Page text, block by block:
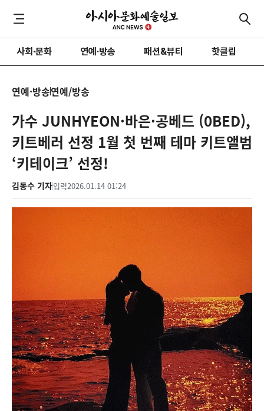
사회·문화 연예·방송 패션&뷰티 핫클립
연예·방송연예/방송
가수 JUNHYEON·바은·공베드 (0BED),
키트베러 선정 1월 첫 번째 테마 키트앨범
‘키테이크’ 선정!
김동수 기자입력2026.01.14 01:24